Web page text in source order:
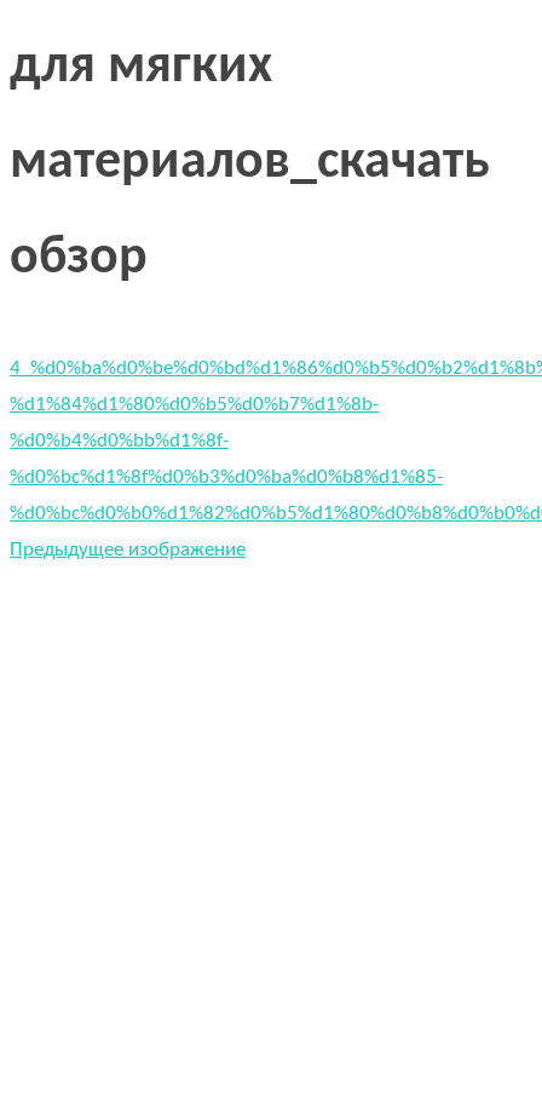
для мягких
материалов_скачать
обзор
%d1%84%d1%80%d0%b5%d0%b7%d1%8b-
%d0%b4%d0%bb%d1%8f-
%d0%bc%d1%8f%d0%b3%d0%ba%d0%b8%d1%85-
Предыдущее изображение